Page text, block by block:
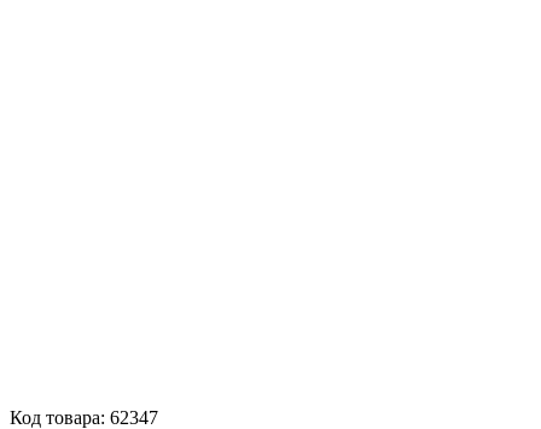
Код товара: 62347